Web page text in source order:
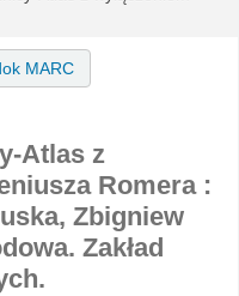
MARC
Atlas z
Romera :
Zbigniew
Zakład